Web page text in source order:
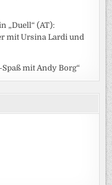
„Duell“ (AT):
mit Ursina Lardi und
mit Andy Borg“